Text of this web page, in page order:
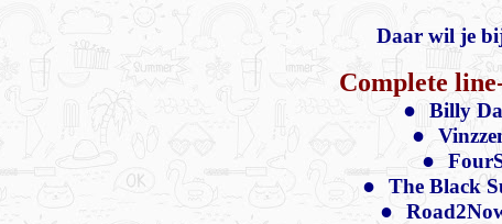
Daar wil je
Complete
● Billy
●
●
● The Black
●